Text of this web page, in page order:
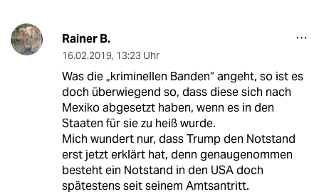
Rainer B.
16.02.2019, 13:23 Uhr
Was die „kriminellen Banden“ angeht, so ist es
doch überwiegend so, dass diese sich nach
Mexiko abgesetzt haben, wenn es in den
Staaten für sie zu heiß wurde.
Mich wundert nur, dass Trump den Notstand
erst jetzt erklärt hat, denn genaugenommen
besteht ein Notstand in den USA doch
spätestens seit seinem Amtsantritt.